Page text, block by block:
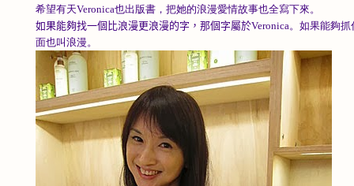
希望有天Veronica也出版書，把她的浪漫愛情故事也全寫下來。
如果能夠找一個比浪漫更浪漫的字，那個字屬於Veronica。如果能夠
面也叫浪漫。